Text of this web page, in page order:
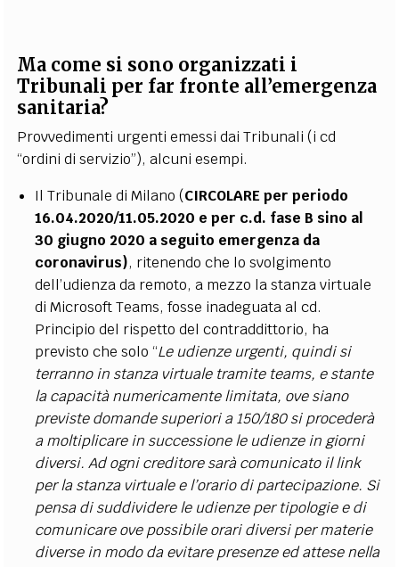
Ma come si sono organizzati i
Tribunali per far fronte all’emergenza
sanitaria?
Provvedimenti urgenti emessi dai Tribunali (i cd
“ordini di servizio”), alcuni esempi.
Il Tribunale di Milano (CIRCOLARE per periodo
16.04.2020/11.05.2020 e per c.d. fase B sino al
30 giugno 2020 a seguito emergenza da
coronavirus), ritenendo che lo svolgimento
dell’udienza da remoto, a mezzo la stanza virtuale
di Microsoft Teams, fosse inadeguata al cd.
Principio del rispetto del contraddittorio, ha
previsto che solo “Le udienze urgenti, quindi si
terranno in stanza virtuale tramite teams, e stante
la capacità numericamente limitata, ove siano
previste domande superiori a 150/180 si procederà
a moltiplicare in successione le udienze in giorni
diversi. Ad ogni creditore sarà comunicato il link
per la stanza virtuale e l’orario di partecipazione. Si
pensa di suddividere le udienze per tipologie e di
comunicare ove possibile orari diversi per materie
diverse in modo da evitare presenze ed attese nella